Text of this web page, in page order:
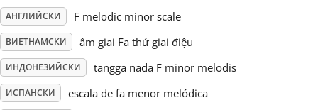
Português
Русский
АНГЛИЙСКИ F melodic minor scale
ВИЕТНАМСКИ âm giai Fa thứ giai điệu
ИНДОНЕЗИЙСКИ tangga nada F minor melodis
ИСПАНСКИ escala de fa menor melódica